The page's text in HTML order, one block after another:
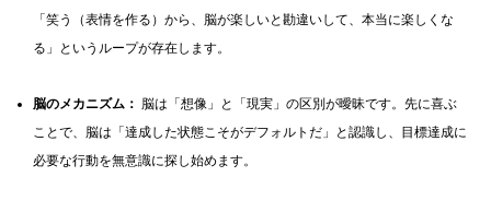
「笑う（表情を作る）から、脳が楽しいと勘違いして、本当に楽しくな
る」というループが存在します。
脳のメカニズム： 脳は「想像」と「現実」の区別が曖昧です。先に喜ぶ
ことで、脳は「達成した状態こそがデフォルトだ」と認識し、目標達成に
必要な行動を無意識に探し始めます。